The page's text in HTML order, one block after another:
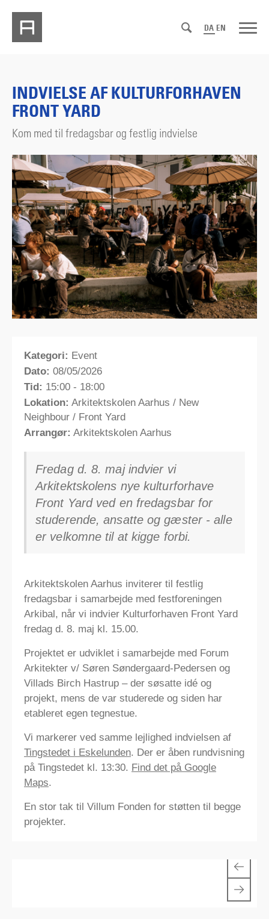
DA EN
INDVIELSE AF KULTURFORHAVEN
FRONT YARD
Kom med til fredagsbar og festlig indvielse
Kategori: Event
Dato: 08/05/2026
Tid: 15:00 - 18:00
Lokation: Arkitektskolen Aarhus / New
Neighbour / Front Yard
Arrangør: Arkitektskolen Aarhus
Fredag d. 8. maj indvier vi
Arkitektskolens nye kulturforhave
Front Yard ved en fredagsbar for
studerende, ansatte og gæster - alle
er velkomne til at kigge forbi.
Arkitektskolen Aarhus inviterer til festlig
fredagsbar i samarbejde med festforeningen
Arkibal, når vi indvier Kulturforhaven Front Yard
fredag d. 8. maj kl. 15.00.
Projektet er udviklet i samarbejde med Forum
Arkitekter v/ Søren Søndergaard-Pedersen og
Villads Birch Hastrup – der søsatte idé og
projekt, mens de var studerede og siden har
etableret egen tegnestue.
Vi markerer ved samme lejlighed indvielsen af
Tingstedet i Eskelunden. Der er åben rundvisning
på Tingstedet kl. 13:30. Find det på Google
Maps.
En stor tak til Villum Fonden for støtten til begge
projekter.
1/4